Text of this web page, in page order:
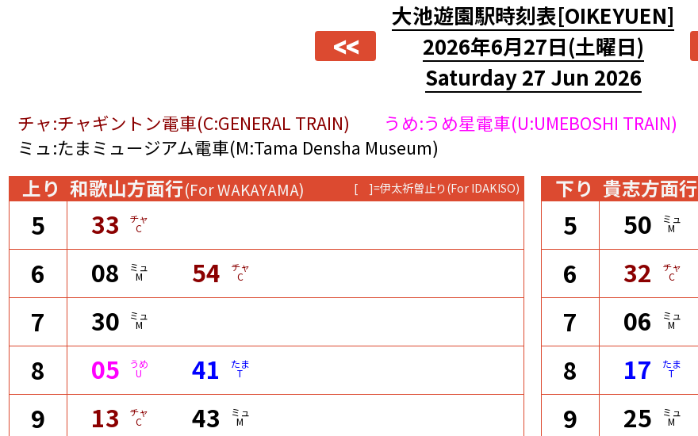
<<
大池遊園駅時刻表[OIKEYUEN]
2026年6月27日(土曜日)
Saturday 27 Jun 2026
チャ:チャギントン電車(C:GENERAL TRAIN) うめ:うめ星電車(U:UMEBOSHI TRAIN)
ミュ:たまミュージアム電車(M:Tama Densha Museum)
上り 和歌山方面行(For WAKAYAMA) [ ]=伊太祈曽止り(For IDAKISO)
5 33 チャ
C
6 08 ミュ
M 54 チャ
C
7 30 ミュ
M
8 05 うめ
U 41 たま
T
9 13 チャ
C 43 ミュ
M
下り 貴志方面行
5 50 ミュ
M
6 32 チャ
C
7 06 ミュ
M
8 17 たま
T
9 25 ミュ
M